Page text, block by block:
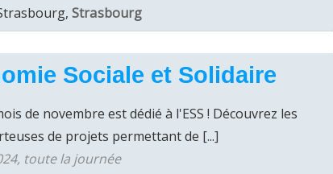
Strasbourg
Sociale et Solidaire
de novembre est dédié à l'ESS ! Découvrez les
de projets permettant de [...]
toute la journée